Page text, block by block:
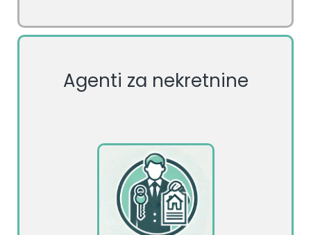
Agenti za nekretnine